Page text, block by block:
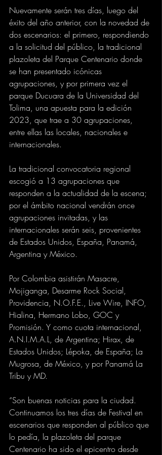
Nuevamente serán tres días, luego del
éxito del año anterior, con la novedad de
dos escenarios: el primero, respondiendo
a la solicitud del público, la tradicional
plazoleta del Parque Centenario donde
se han presentado icónicas
agrupaciones, y por primera vez el
parque Ducuara de la Universidad del
Tolima, una apuesta para la edición
2023, que trae a 30 agrupaciones,
entre ellas las locales, nacionales e
internacionales.
La tradicional convocatoria regional
escogió a 13 agrupaciones que
responden a la actualidad de la escena;
por el ámbito nacional vendrán once
agrupaciones invitadas, y las
internacionales serán seis, provenientes
de Estados Unidos, España, Panamá,
Argentina y México.
Por Colombia asistirán Masacre,
Mojiganga, Desarme Rock Social,
Providencia, N.O.F.E., Live Wire, INFO,
Hialina, Hermano Lobo, GOC y
Promisión. Y como cuota internacional,
A.N.I.M.A.L, de Argentina; Hirax, de
Estados Unidos; Lépoka, de España; La
Mugrosa, de México, y por Panamá La
Tribu y MD.
“Son buenas noticias para la ciudad.
Continuamos los tres días de Festival en
escenarios que responden al público que
lo pedía, la plazoleta del parque
Centenario ha sido el epicentro desde